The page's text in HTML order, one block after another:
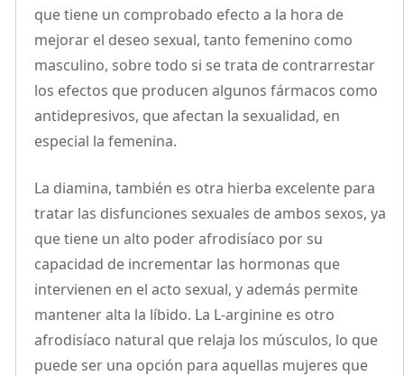
que tiene un comprobado efecto a la hora de
mejorar el deseo sexual, tanto femenino como
masculino, sobre todo si se trata de contrarrestar
los efectos que producen algunos fármacos como
antidepresivos, que afectan la sexualidad, en
especial la femenina.
La diamina, también es otra hierba excelente para
tratar las disfunciones sexuales de ambos sexos, ya
que tiene un alto poder afrodisíaco por su
capacidad de incrementar las hormonas que
intervienen en el acto sexual, y además permite
mantener alta la líbido. La L-arginine es otro
afrodisíaco natural que relaja los músculos, lo que
puede ser una opción para aquellas mujeres que